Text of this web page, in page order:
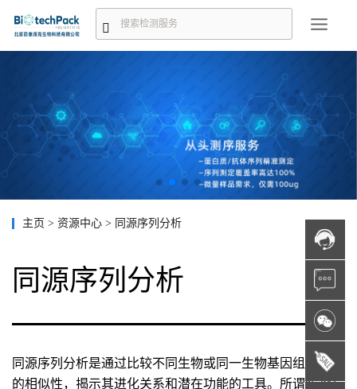
主页 > 资源中心 > 同源序列分析
同源序列分析
同源序列分析是通过比较不同生物或同一生物基因组中序列
的相似性，揭示其进化关系和潜在功能的工具。所谓“同源